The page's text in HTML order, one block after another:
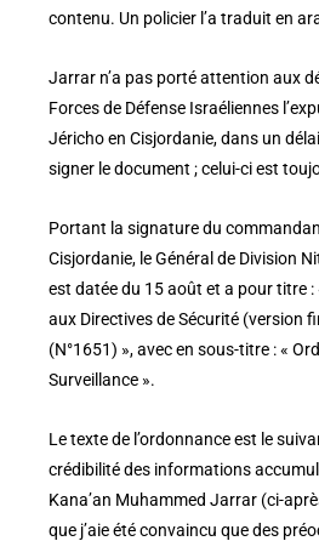
contenu. Un policier l’a traduit en
Jarrar n’a pas porté attention aux
Forces de Défense Israéliennes
Jéricho en Cisjordanie, dans un
signer le document ; celui-ci est
Portant la signature du
Cisjordanie, le Général de Division
est datée du 15 août et a pour titre :
aux Directives de Sécurité (version
(N°1651) », avec en sous-titre : «
Surveillance ».
Le texte de l’ordonnance est le
crédibilité des informations
Kana’an Muhammed Jarrar (ci-
que j’aie été convaincu que des